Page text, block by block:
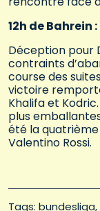
12h de Bahrein :
Déception pour
contraints
course des
victoire
Khalifa et
plus
été la
Valentino Rossi.
Tags: bundesliga